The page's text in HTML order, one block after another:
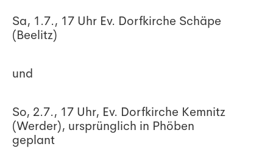
Sa, 1.7., 17 Uhr Ev. Dorfkirche Schäpe
(Beelitz)
und
So, 2.7., 17 Uhr, Ev. Dorfkirche Kemnitz
(Werder), ursprünglich in Phöben
geplant